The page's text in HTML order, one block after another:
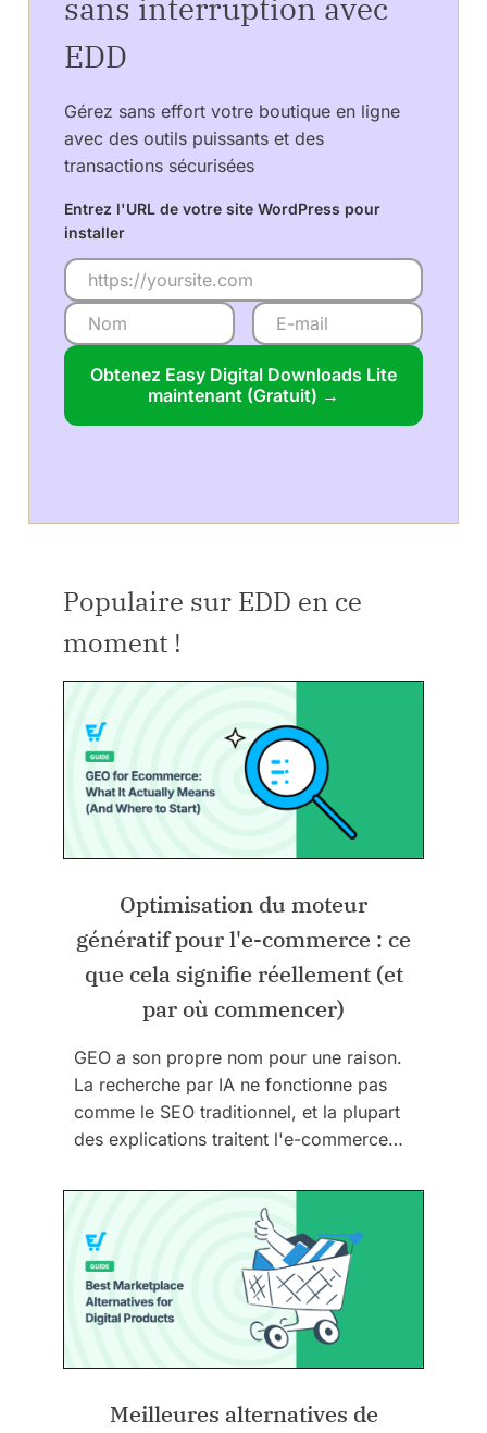
sans interruption avec
EDD
Gérez sans effort votre boutique en ligne
avec des outils puissants et des
transactions sécurisées
Entrez l'URL de votre site WordPress pour
installer
Obtenez Easy Digital Downloads Lite
maintenant (Gratuit) →
Populaire sur EDD en ce
moment !
Optimisation du moteur
génératif pour l'e-commerce : ce
que cela signifie réellement (et
par où commencer)
GEO a son propre nom pour une raison.
La recherche par IA ne fonctionne pas
comme le SEO traditionnel, et la plupart
des explications traitent l'e-commerce…
Meilleures alternatives de